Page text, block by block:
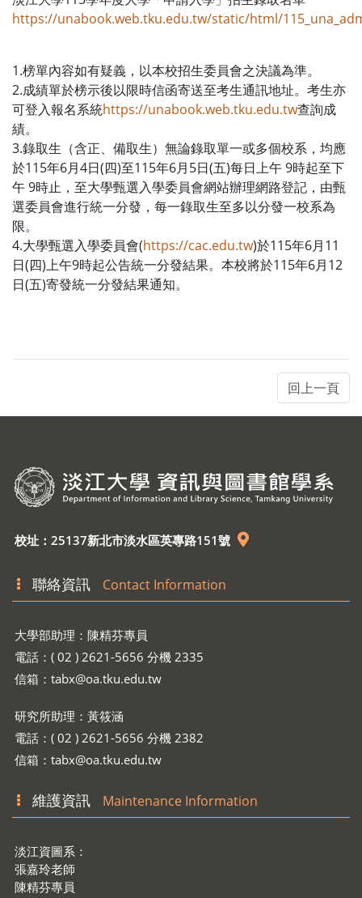
https://unabook.web.tku.edu.tw/static/html/
1.榜單內容如有疑義，以本校招生委員會之決議為準。
2.成績單於榜示後以限時信函寄送至考生通訊地址。考生亦
可登入報名系統https://unabook.web.tku.edu.tw查詢成
績。
3.錄取生（含正、備取生）無論錄取單一或多個校系，均應
於115年6月4日(四)至115年6月5日(五)每日上午 9時起至下
午 9時止，至大學甄選入學委員會網站辦理網路登記，由甄
選委員會進行統一分發，每一錄取生至多以分發一校系為
限。
4.大學甄選入學委員會(https://cac.edu.tw)於115年6月11
日(四)上午9時起公告統一分發結果。本校將於115年6月12
日(五)寄發統一分發結果通知。
校址：25137新北市淡水區英專路151號
聯絡資訊 Contact Information
大學部助理：陳精芬專員
電話：( 02 ) 2621-5656 分機 2335
信箱： tabx@oa.tku.edu.tw
研究所助理：黃筱涵
電話：( 02 ) 2621-5656 分機 2382
信箱： tabx@oa.tku.edu.tw
維護資訊 Maintenance Information
淡江資圖系：
張嘉玲老師
陳精芬專員